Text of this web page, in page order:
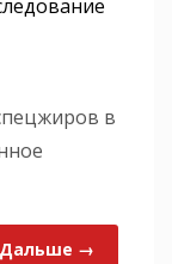
в
Дальше →